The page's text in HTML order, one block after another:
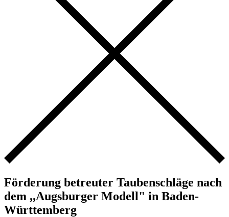
Förderung betreuter Taubenschläge nach
dem ,,Augsburger Modell" in Baden-
Württemberg